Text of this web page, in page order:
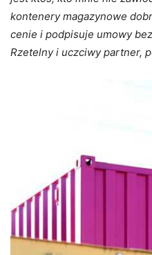
kontenery magazynowe
cenie i podpisuje umowy
Rzetelny i uczciwy partner,